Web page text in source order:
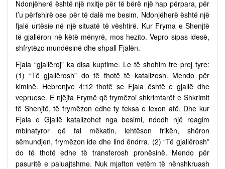
Ndonjëherë është një nxitje për të bërë një hap përpara, për
t’u përfshirë ose për të dalë me besim. Ndonjëherë është një
fjalë urtësie në një situatë të vështirë. Kur Fryma e Shenjtë
të gjallëron në këtë mënyrë, mos hezito. Vepro sipas idesë,
shfrytëzo mundësinë dhe shpall Fjalën.
Fjala “gjallëroj” ka disa kuptime. Le të shohim tre prej tyre:
(1) “Të gjallërosh” do të thotë të katalizosh. Mendo për
kiminë. Hebrenjve 4:12 thotë se Fjala është e gjallë dhe
vepruese. E njëjta Frymë që frymëzoi shkrimtarët e Shkrimit
të Shenjtë, të frymëzon edhe ty teksa e lexon atë. Dhe kur
Fjala e Gjallë katalizohet nga besimi, ndodh një reagim
mbinatyror që fal mëkatin, lehtëson frikën, shëron
sëmundjen, frymëzon ide dhe lind ëndrra. (2) “Të gjallërosh”
do të thotë edhe të transferosh pronësinë. Mendo për
pasuritë e paluajtshme. Nuk mjafton vetëm të nënshkruash